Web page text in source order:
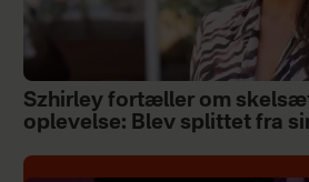
Szhirley fortæller om
oplevelse: Blev splittet fra